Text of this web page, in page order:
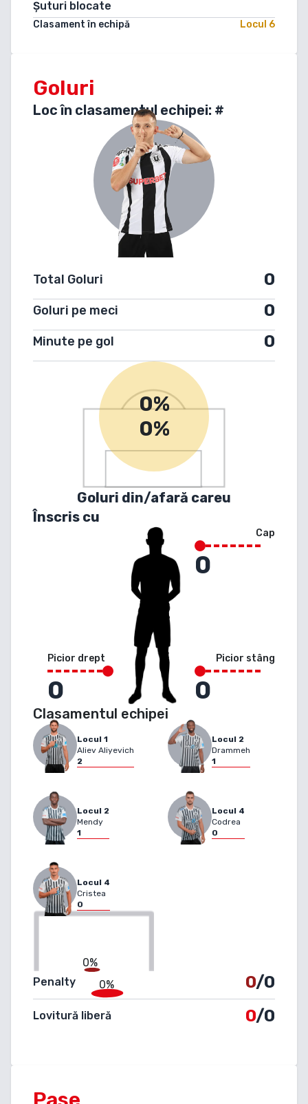
Șuturi blocate
Clasament în echipă Locul 6
Goluri
Loc în clasamentul echipei: #
Total Goluri 0
Goluri pe meci 0
Minute pe gol 0
0%
0%
Goluri din/afară careu
Înscris cu
Picior drept
0
Cap
0
Picior stâng
0
Clasamentul echipei
Locul 1
Aliev Aliyevich
2
Locul 2
Drammeh
1
Locul 2
Mendy
1
Locul 4
Codrea
0
Locul 4
Cristea
0
0%
0%
Penalty 0/0
Lovitură liberă 0/0